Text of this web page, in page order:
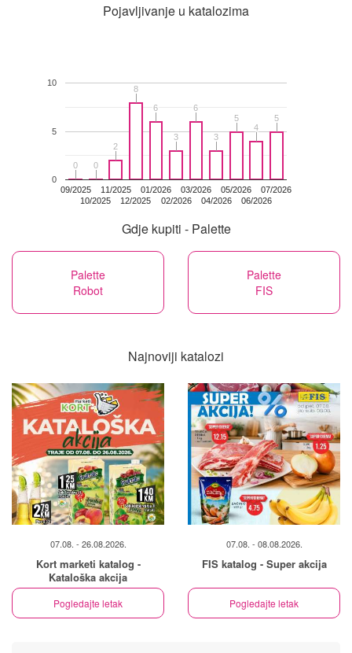
Pojavljivanje u katalozima
09/2025
10/2025
11/2025
12/2025
01/2026
02/2026
03/2026
04/2026
05/2026
06/2026
07/2026
0
5
10
0
0 0
0
2
2
8
8
6
6
3
3
6
6
3
3
5
5
4
4
5
5
Gdje kupiti - Palette
Palette
Robot
Palette
FIS
Najnoviji katalozi
07.08. - 26.08.2026.
Kort marketi katalog -
Kataloška akcija
Pogledajte letak
07.08. - 08.08.2026.
FIS katalog - Super akcija
Pogledajte letak